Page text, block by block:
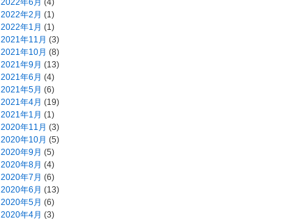
2022年6月 (4)
2022年2月 (1)
2022年1月 (1)
2021年11月 (3)
2021年10月 (8)
2021年9月 (13)
2021年6月 (4)
2021年5月 (6)
2021年4月 (19)
2021年1月 (1)
2020年11月 (3)
2020年10月 (5)
2020年9月 (5)
2020年8月 (4)
2020年7月 (6)
2020年6月 (13)
2020年5月 (6)
2020年4月 (3)